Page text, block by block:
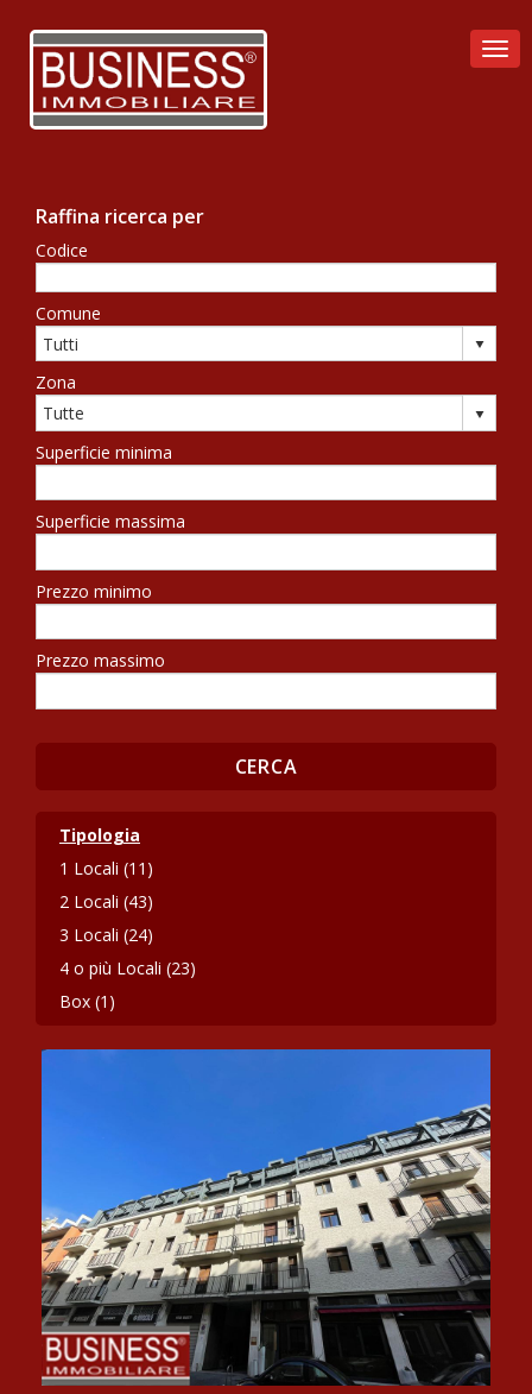
Raffina ricerca per
Codice
Comune
Zona
Superficie minima
Superficie massima
Prezzo minimo
Prezzo massimo
Tipologia
1 Locali (11)
2 Locali (43)
3 Locali (24)
4 o più Locali (23)
Box (1)